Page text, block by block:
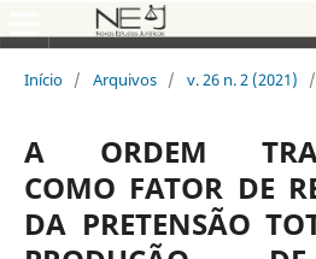
Início / Arquivos / v. 26 n. 2 (2021) /
A ORDEM
COMO FATOR DE
DA PRETENSÃO